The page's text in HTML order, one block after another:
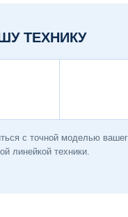
ТЕХНИКУ
с точной моделью
линейкой техники.